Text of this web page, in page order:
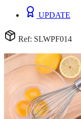
UPDATE
Ref: SLWPF014